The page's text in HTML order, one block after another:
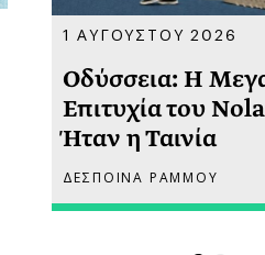
1 ΑΥΓΟΥΣΤΟΥ 2026
Οδύσσεια: Η
Επιτυχία του
Ήταν η Ταινία
ΔΕΣΠΟΙΝΑ ΡΑΜΜΟΥ